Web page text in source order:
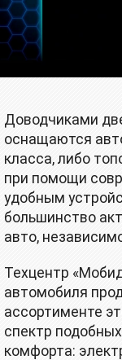
Доводчиками
оснащаются
класса, либо
при помощи
удобным
большинство
авто,
Техцентр
автомобиля
ассортименте
спектр
комфорта: